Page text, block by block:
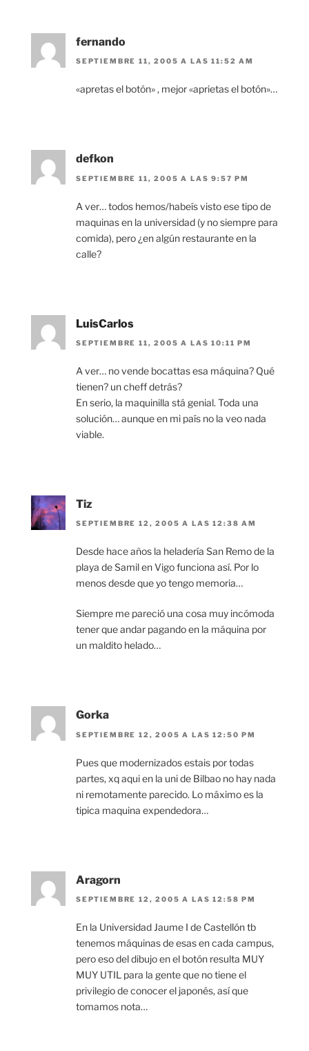
fernando
SEPTIEMBRE 11, 2005 A LAS 11:52 AM
«apretas el botón» , mejor «aprietas el botón»…
defkon
SEPTIEMBRE 11, 2005 A LAS 9:57 PM
A ver… todos hemos/habeís visto ese tipo de
maquinas en la universidad (y no siempre para
comida), pero ¿en algún restaurante en la
calle?
LuisCarlos
SEPTIEMBRE 11, 2005 A LAS 10:11 PM
A ver… no vende bocattas esa máquina? Qué
tienen? un cheff detrás?
En serio, la maquinilla stá genial. Toda una
solución… aunque en mi país no la veo nada
viable.
Tiz
SEPTIEMBRE 12, 2005 A LAS 12:38 AM
Desde hace años la heladería San Remo de la
playa de Samil en Vigo funciona así. Por lo
menos desde que yo tengo memoria…
Siempre me pareció una cosa muy incómoda
tener que andar pagando en la máquina por
un maldito helado…
Gorka
SEPTIEMBRE 12, 2005 A LAS 12:50 PM
Pues que modernizados estais por todas
partes, xq aqui en la uni de Bilbao no hay nada
ni remotamente parecido. Lo máximo es la
tipica maquina expendedora…
Aragorn
SEPTIEMBRE 12, 2005 A LAS 12:58 PM
En la Universidad Jaume I de Castellón tb
tenemos máquinas de esas en cada campus,
pero eso del dibujo en el botón resulta MUY
MUY UTIL para la gente que no tiene el
privilegio de conocer el japonés, así que
tomamos nota…